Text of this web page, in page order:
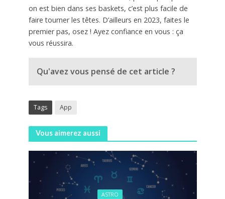
on est bien dans ses baskets, c’est plus facile de
faire tourner les têtes. D’ailleurs en 2023, faites le
premier pas, osez ! Ayez confiance en vous : ça
vous réussira.
Qu'avez vous pensé de cet article ?
Tags App
Vous aimerez aussi
ASTRO